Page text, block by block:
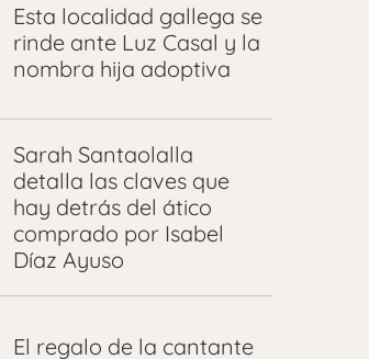
Esta localidad gallega se
rinde ante Luz Casal y la
nombra hija adoptiva
Sarah Santaolalla
detalla las claves que
hay detrás del ático
comprado por Isabel
Díaz Ayuso
El regalo de la cantante